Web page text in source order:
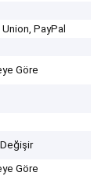
PayPal
Göre
Göre